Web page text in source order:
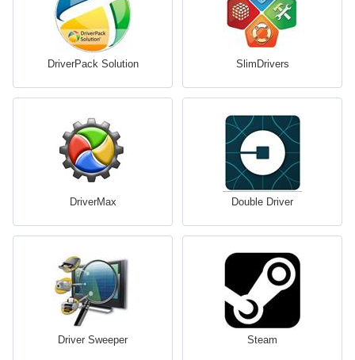
DriverPack Solution SlimDrivers
DriverMax Double Driver
Driver Sweeper Steam